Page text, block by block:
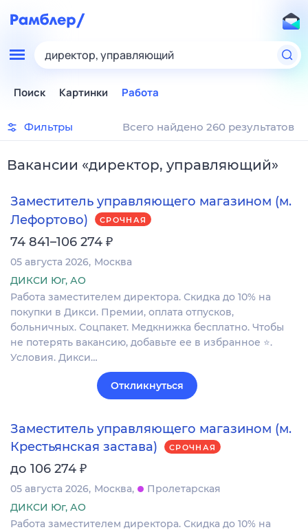
директор, управляющий
Поиск Картинки Работа
Фильтры Всего найдено 260 результатов
Вакансии «директор, управляющий»
Заместитель управляющего магазином (м.
Лефортово)
СРОЧНАЯ
74 841–106 274 ₽
05 августа 2026 Москва
ДИКСИ Юг, АО
Работа заместителем директора. Скидка до 10% на
покупки в Дикси. Премии, оплата отпусков,
больничных. Соцпакет. Медкнижка бесплатно. Чтобы
не потерять вакансию, добавьте ее в избранное ⭐.
Условия. Дикси…
Откликнуться
Заместитель управляющего магазином (м.
Крестьянская застава)
СРОЧНАЯ
до 106 274 ₽
05 августа 2026 Москва
Пролетарская
ДИКСИ Юг, АО
Работа заместителем директора. Скидка до 10% на